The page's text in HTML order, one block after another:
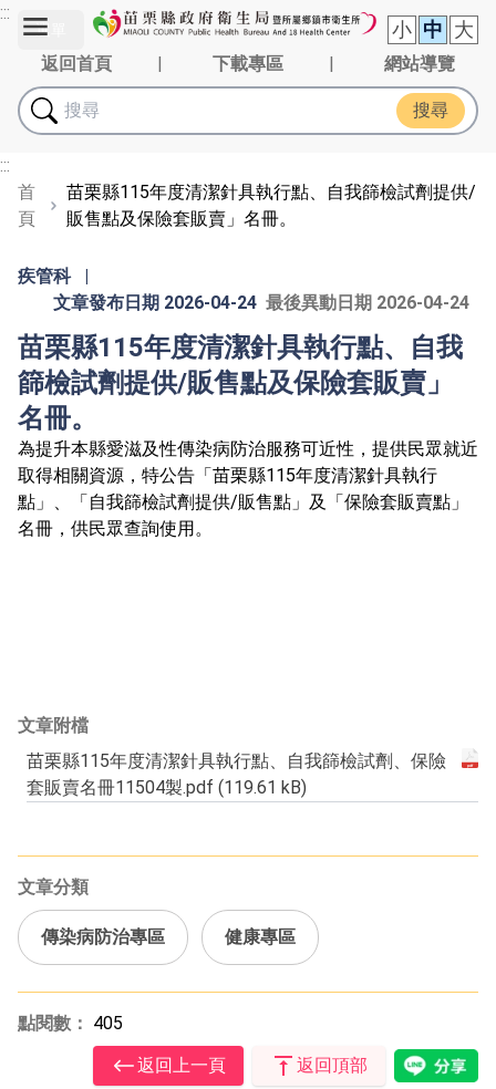
移到主要內容
:::
小 中 大
返回首頁 下載專區 網站導覽
搜尋
:::
首
頁
苗栗縣115年度清潔針具執行點、自我篩檢試劑提供/
販售點及保險套販賣」名冊。
疾管科
文章發布日期 2026-04-24 最後異動日期 2026-04-24
苗栗縣115年度清潔針具執行點、自我
篩檢試劑提供/販售點及保險套販賣」
名冊。
為提升本縣愛滋及性傳染病防治服務可近性，提供民眾就近
取得相關資源，特公告「苗栗縣115年度清潔針具執行
點」、「自我篩檢試劑提供/販售點」及「保險套販賣點」
名冊，供民眾查詢使用。
文章附檔
苗栗縣115年度清潔針具執行點、自我篩檢試劑、保險
套販賣名冊11504製.pdf (119.61 kB)
pdf
文章分類
傳染病防治專區 健康專區
點閱數： 405
返回上一頁
返回頂部